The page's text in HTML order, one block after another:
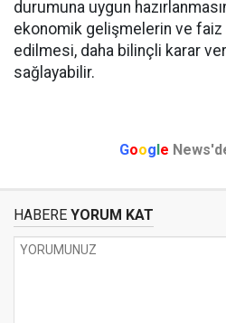
durumuna uygun
ekonomik gelişmelerin ve faiz
edilmesi, daha bilinçli karar
sağlayabilir.
Goog e
HABERE YORUM KAT